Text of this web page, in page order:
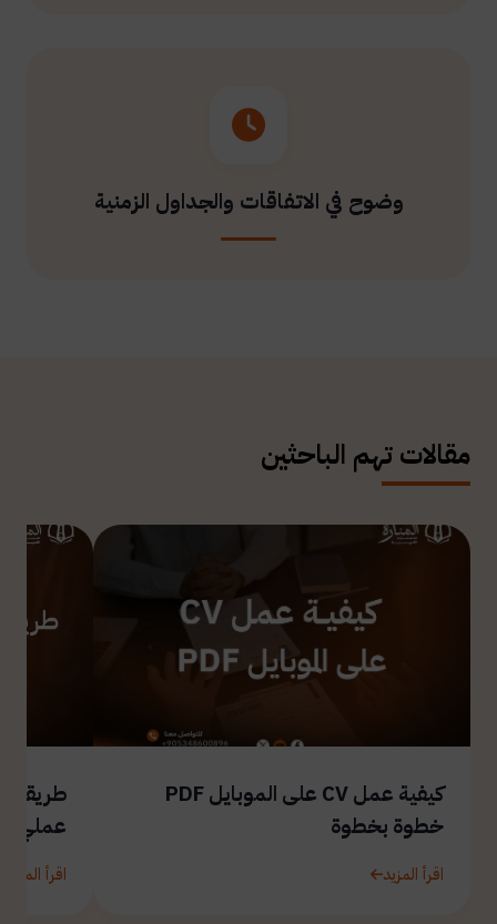
وضوح في الاتفاقات والجداول الزمنية
مقالات تهم الباحثين
كيفية عمل CV على الموبايل PDF
خطوة بخطوة
اقرأ المزيد
طريقة
عملي
اقرأ المزيد